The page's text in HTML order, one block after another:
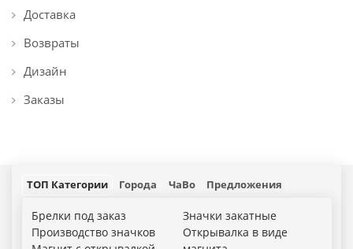
Доставка
Возвраты
Дизайн
Заказы
ТОП Категории Города ЧаВо Предложения
Брелки под заказ
Производство значков
Значки закатные
Открывалка в виде